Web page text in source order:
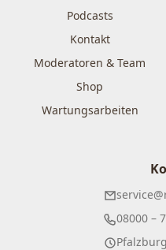
Podcasts
Kontakt
Moderatoren & Team
Shop
Wartungsarbeiten
08000 –